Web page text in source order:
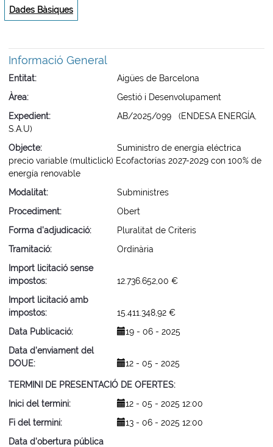
Dades Bàsiques
Informació General
Entitat
Aigües de Barcelona
Àrea
Gestió i Desenvolupament
Expedient
AB/2025/099 (ENDESA ENERGÍA,
S.A.U)
Objecte
Suministro de energía eléctrica
precio variable (multiclick) Ecofactorías 2027-2029 con 100% de
energía renovable
Modalitat
Subministres
Procediment
Obert
Forma d'adjudicació
Pluralitat de Criteris
Tramitació
Ordinària
Import licitació sense
impostos
12.736.652,00 €
Import licitació amb
impostos
15.411.348,92 €
Data Publicació
19 - 06 - 2025
Data d'enviament del
DOUE
12 - 05 - 2025
TERMINI DE PRESENTACIÓ DE OFERTES
Inici del termini
12 - 05 - 2025 12:00
Fi del termini
13 - 06 - 2025 12:00
Data d'obertura pública